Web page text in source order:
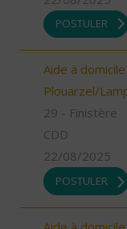
POSTULER
Aide à
Plouarzel/
29 - Finistère
CDD
22/08/2025
POSTULER